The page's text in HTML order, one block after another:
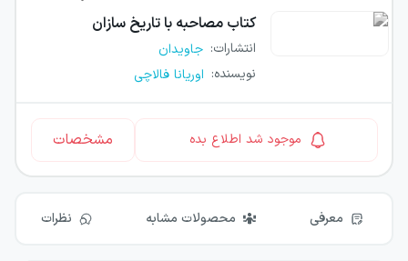
کتاب مصاحبه با تاریخ سازان
انتشارات: جاویدان
نویسنده: اوریانا فالاچی
موجود شد اطلاع بده مشخصات
معرفی محصولات مشابه نظرات